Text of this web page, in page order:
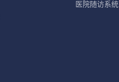
医院随访系统